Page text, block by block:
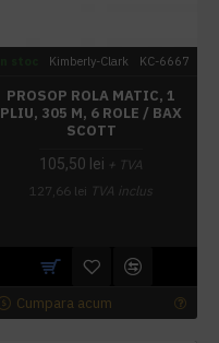
Kimberly-Clark KC-6667
PROSOP ROLA MATIC, 1
PLIU, 305 M, 6 ROLE / BAX
SCOTT
105,50 lei + TVA
127,66 lei TVA inclus
Cumpara acum